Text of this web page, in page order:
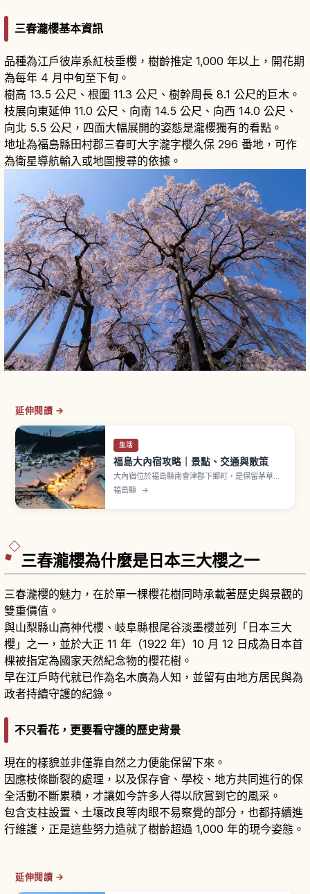
三春瀧櫻基本資訊
品種為江戶彼岸系紅枝垂櫻，樹齡推定 1,000 年以上，開花期
為每年 4 月中旬至下旬。
樹高 13.5 公尺、根圍 11.3 公尺、樹幹周長 8.1 公尺的巨木。
枝展向東延伸 11.0 公尺、向南 14.5 公尺、向西 14.0 公尺、
向北 5.5 公尺，四面大幅展開的姿態是瀧櫻獨有的看點。
地址為福島縣田村郡三春町大字瀧字櫻久保 296 番地，可作
為衛星導航輸入或地圖搜尋的依據。
延伸閱讀 →
生活
福島大內宿攻略｜景點、交通與散策
大內宿位於福島縣南會津郡下鄉町，是保留茅草屋
頂建築街景的宿場町。相傳作為連結會津與日光的
街道宿場町整備。1981年（昭和56年）選定「國選
定重要傳統的建造物群保存地區」。寄棟造茅草屋
福島縣 →
三春瀧櫻為什麼是日本三大櫻之一
三春瀧櫻的魅力，在於單一棵櫻花樹同時承載著歷史與景觀的
雙重價值。
與山梨縣山高神代櫻、岐阜縣根尾谷淡墨櫻並列「日本三大
櫻」之一，並於大正 11 年（1922 年）10 月 12 日成為日本首
棵被指定為國家天然紀念物的櫻花樹。
早在江戶時代就已作為名木廣為人知，並留有由地方居民與為
政者持續守護的紀錄。
不只看花，更要看守護的歷史背景
現在的樣貌並非僅靠自然之力便能保留下來。
因應枝條斷裂的處理，以及保存會、學校、地方共同進行的保
全活動不斷累積，才讓如今許多人得以欣賞到它的風采。
包含支柱設置、土壤改良等肉眼不易察覺的部分，也都持續進
行維護，正是這些努力造就了樹齡超過 1,000 年的現今姿態。
延伸閱讀 →